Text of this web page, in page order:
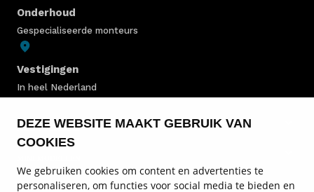
DEZE WEBSITE MAAKT GEBRUIK VAN
COOKIES
We gebruiken cookies om content en advertenties te
personaliseren, om functies voor social media te bieden en
Onderhoud
Gespecialiseerde monteurs
Vestigingen
In heel Nederland
MINI VOORRAAD
MINI ONDERHOUD